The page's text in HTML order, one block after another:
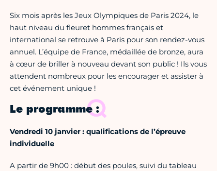
Six mois après les Jeux Olympiques de Paris 2024, le
haut niveau du fleuret hommes français et
international se retrouve à Paris pour son rendez-vous
annuel. L’équipe de France, médaillée de bronze, aura
à cœur de briller à nouveau devant son public ! Ils vous
attendent nombreux pour les encourager et assister à
cet événement unique !
Le programme :
Vendredi 10 janvier : qualifications de l’épreuve
individuelle
A partir de 9h00 : début des poules, suivi du tableau